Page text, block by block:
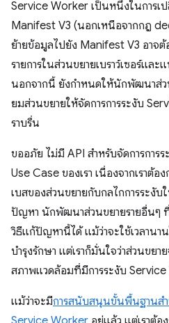
Service Worker เป็นหนึ่งในการ
Manifest V3 (นอกเหนือจากกฎ
ย้ายข้อมูลไปยัง Manifest V3 อาจต้
รายการในส่วนขยายเบราว์เซอร์แล
นอกจากนี้ ยังกำหนดให้นักพัฒนาส่ว
ยมส่วนขยายให้จัดการการระงับ
ราบรื่น
ขออภัย ไม่มี API สำหรับจัดการการ
Use Case ของเรา เนื่องจากเราต้อ
เบสของส่วนขยายกับกลไกการระงับ
ปัญหา นักพัฒนาส่วนขยายรายอื่นๆ
วิธีแก้ปัญหานี้ได้ แม้ว่าจะใช้เวลาน
บำรุงรักษา แต่เราก็มั่นใจว่าส่วนขยา
สภาพแวดล้อมที่มีการระงับ
แม้ว่าจะมีการสนับสนุนขั้นพื้นฐานสำ